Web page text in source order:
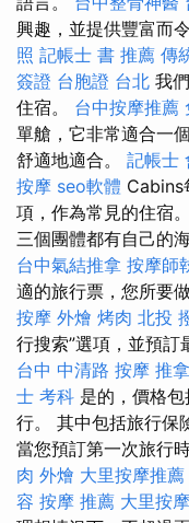
興趣，並提供豐富而
照 記帳士 書 推薦 傳
簽證 台胞證 台北 我
住宿。 台中按摩推薦
單艙，它非常適合一
舒適地適合。 記帳士
按摩 seo軟體 Cabins
項，作為常見的住宿
三個團體都有自己的
台中氣結推拿 按摩師
適的旅行票，您所要
按摩 外燴 烤肉 北投
行搜索”選項，並預訂
台中 中清路 按摩 推
士 考科 是的，價格
行。 其中包括旅行保
當您預訂第一次旅行
肉 外燴 大里按摩推薦
容 按摩 推薦 大里按摩